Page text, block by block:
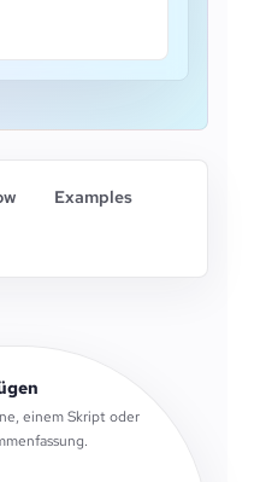
Examples
einem Skript oder